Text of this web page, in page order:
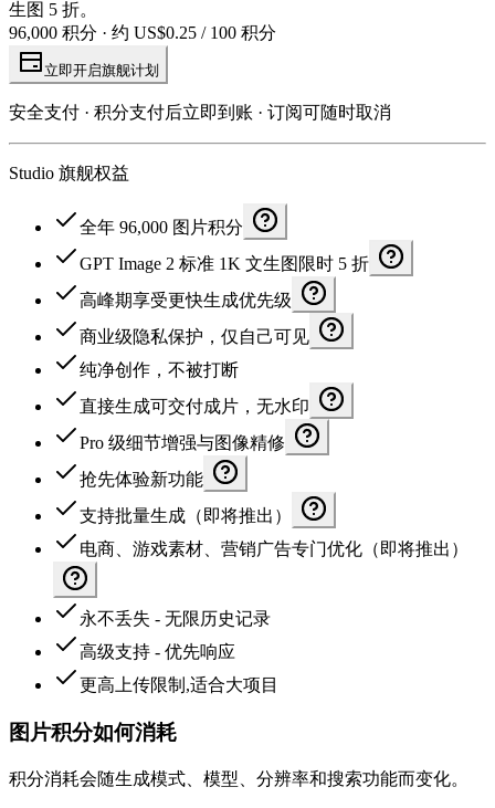
生图 5 折。
96,000 积分 · 约 US$0.25 / 100 积分
立即开启旗舰计划
安全支付 · 积分支付后立即到账 · 订阅可随时取消
Studio 旗舰权益
全年 96,000 图片积分
GPT Image 2 标准 1K 文生图限时 5 折
高峰期享受更快生成优先级
商业级隐私保护，仅自己可见
纯净创作，不被打断
直接生成可交付成片，无水印
Pro 级细节增强与图像精修
抢先体验新功能
支持批量生成（即将推出）
电商、游戏素材、营销广告专门优化（即将推出）
永不丢失 - 无限历史记录
高级支持 - 优先响应
更高上传限制,适合大项目
图片积分如何消耗
积分消耗会随生成模式、模型、分辨率和搜索功能而变化。